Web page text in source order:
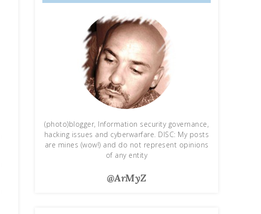
(photo)blogger, Information security governance,
hacking issues and cyberwarfare. DISC: My posts
are mines (wow!) and do not represent opinions
of any entity
@ArMyZ